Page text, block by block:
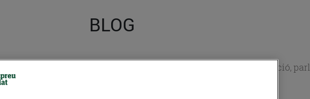
BLOG
consells nutricionals, informació d’actualitat sobre alimentació,